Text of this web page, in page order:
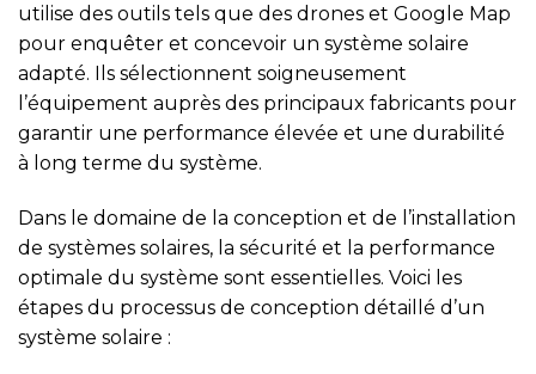
utilise des outils tels que des drones et Google Map
pour enquêter et concevoir un système solaire
adapté. Ils sélectionnent soigneusement
l’équipement auprès des principaux fabricants pour
garantir une performance élevée et une durabilité
à long terme du système.
Dans le domaine de la conception et de l’installation
de systèmes solaires, la sécurité et la performance
optimale du système sont essentielles. Voici les
étapes du processus de conception détaillé d’un
système solaire :